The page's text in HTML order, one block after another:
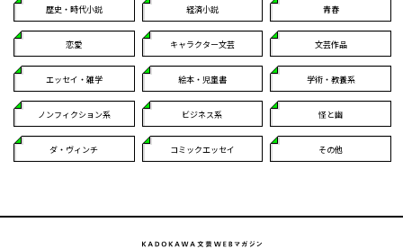
歴史・時代小説 経済小説 青春
恋愛 キャラクター文芸 文芸作品
エッセイ・雑学 絵本・児童書 学術・教養系
ノンフィクション系 ビジネス系 怪と幽
ダ・ヴィンチ コミックエッセイ その他